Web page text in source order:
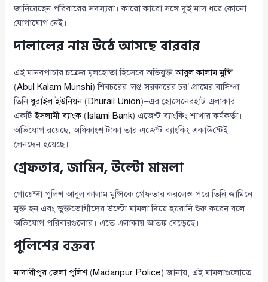
জানিয়েছেন পরিবারের সদস্যরা। কারো কারো সঙ্গে দুই মাস ধরে কোনো
যোগাযোগ নেই।
দালালের নাম উঠে আসছে বারবার
এই মানবপাচার চক্রের মূলহোতা হিসেবে অভিযুক্তআবুল কালাম মুন্সি
(Abul Kalam Munshi) শিবচরের ‘লপ্ত সরকারের চর’ গ্রামের বাসিন্দা।
তিনি ধুরাইল ইউনিয়ন(Dhurail Union)–এর হোসেনেরহাট এলাকার
একটিইসলামী ব্যাংক(Islami Bank) এজেন্ট ব্যাংকিং শাখার কর্মকর্তা।
অভিযোগ রয়েছে, অধিকাংশ টাকা তার এজেন্ট ব্যাংকিং একাউন্টেই
লেনদেন হয়েছে।
গ্রেফতার, জামিন, উল্টো মামলা
গোয়েন্দা পুলিশ আবুল কালাম মুন্সিকে গ্রেফতার করলেও পরে তিনি জামিনে
মুক্ত হন এবং ভুক্তভোগীদের উল্টো মামলা দিয়ে হয়রানি শুরু করেন বলে
অভিযোগ পরিবারগুলোর। এতে এলাকায় আতঙ্ক বেড়েছে।
পুলিশের বক্তব্য
মাদারীপুর জেলা পুলিশ(Madaripur Police) জানায়, এই মামলাগুলোতে